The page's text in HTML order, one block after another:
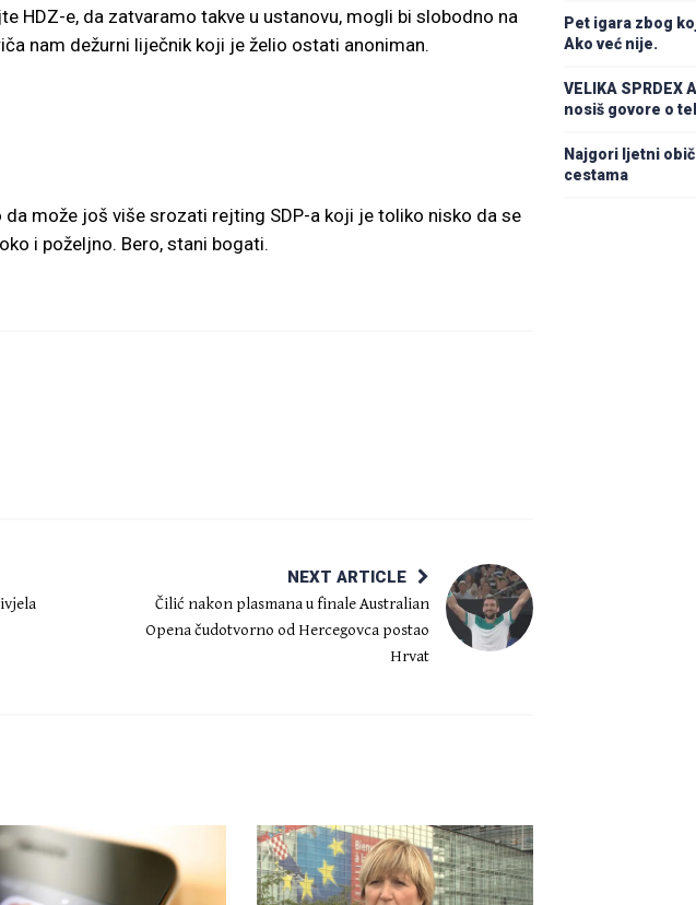
HDZ-e, da zatvaramo takve u ustanovu, mogli bi slobodno na
nam dežurni liječnik koji je želio ostati anoniman.
može još više srozati rejting SDP-a koji je toliko nisko da se
i poželjno. Bero, stani bogati.
NEXT ARTICLE
Čilić nakon plasmana u finale Australian
Opena čudotvorno od Hercegovca postao
Hrvat
Pet igara zbog
Ako već nije.
VELIKA SPRDEX
nosiš govore o
Najgori ljetni
cestama